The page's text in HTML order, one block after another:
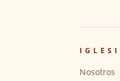
Nosotros